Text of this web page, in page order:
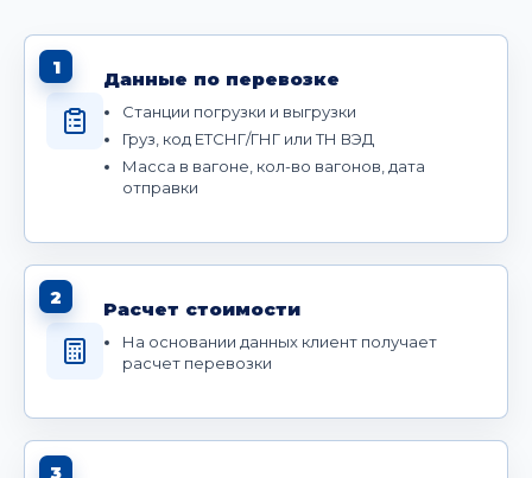
1
Данные по перевозке
Станции погрузки и выгрузки
Груз, код ЕТСНГ/ГНГ или ТН ВЭД
Масса в вагоне, кол-во вагонов, дата
отправки
2
Расчет стоимости
На основании данных клиент получает
расчет перевозки
3